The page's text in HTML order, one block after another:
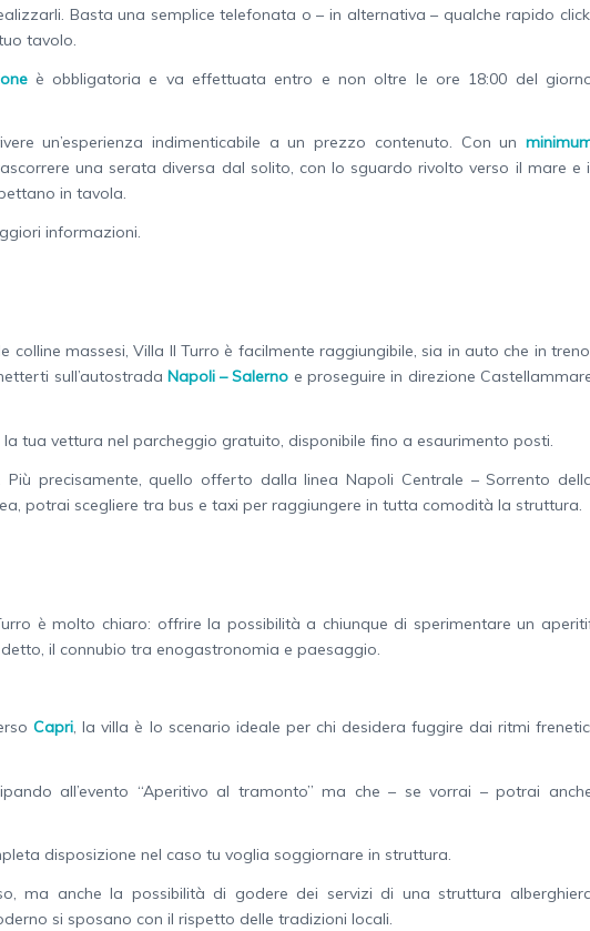
Basta una semplice telefonata o – in alternativa – qualche rapido
tavolo.
è obbligatoria e va effettuata entro e non oltre le ore 18:00 del
un’esperienza indimenticabile a un prezzo contenuto. Con un
una serata diversa dal solito, con lo sguardo rivolto verso il mare e
in tavola.
informazioni.
colline massesi, Villa Il Turro è facilmente raggiungibile, sia in auto che in
sull’autostrada Napoli – Salerno e proseguire in direzione
tua vettura nel parcheggio gratuito, disponibile fino a esaurimento posti.
precisamente, quello offerto dalla linea Napoli Centrale – Sorrento
potrai scegliere tra bus e taxi per raggiungere in tutta comodità la struttura.
è molto chiaro: offrire la possibilità a chiunque di sperimentare un
il connubio tra enogastronomia e paesaggio.
Capri, la villa è lo scenario ideale per chi desidera fuggire dai ritmi
all’evento “Aperitivo al tramonto” ma che – se vorrai – potrai
disposizione nel caso tu voglia soggiornare in struttura.
ma anche la possibilità di godere dei servizi di una struttura
si sposano con il rispetto delle tradizioni locali.